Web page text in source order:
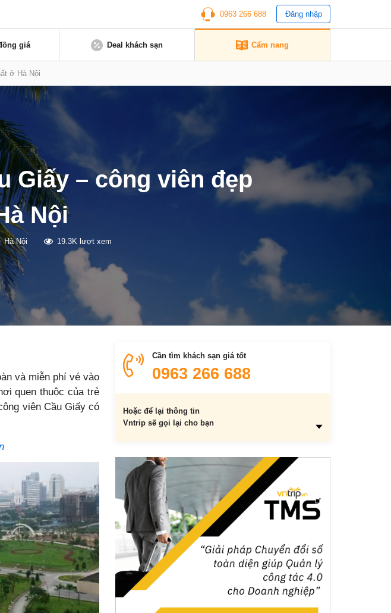
0963 266 688 Đăng nhập
giá Deal khách sạn Cẩm nang
ở Hà Nội
Giấy – công viên đẹp
Nội
Hà Nội 19.3K lượt xem
và miễn phí vé vào
quen thuộc của trẻ
viên Cầu Giấy có
Cần tìm khách sạn giá tốt
0963 266 688
Hoặc để lại thông tin
Vntrip sẽ gọi lại cho bạn